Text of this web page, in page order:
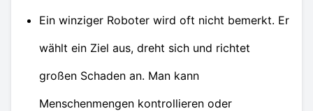
Ein winziger Roboter wird oft nicht bemerkt. Er
wählt ein Ziel aus, dreht sich und richtet
großen Schaden an. Man kann
Menschenmengen kontrollieren oder